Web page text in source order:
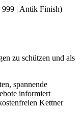
999 | Antik Finish)
zu schützen und als
spannende
informiert
Kettner